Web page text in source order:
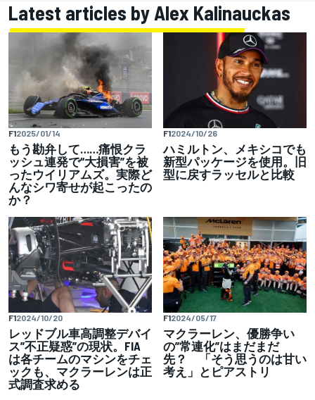
Latest articles by Alex Kalinauckas
F12025/01/14
もう勘弁して……痛恨クラ
ッシュ連発で“大損害”を被
ったウイリアムズ。実際ど
んなシワ寄せが起こったの
か？
F12024/10/26
ハミルトン、メキシコでも
新型パッケージを使用。旧
型に戻すラッセルと比較
F12024/10/20
レッドブル車高調整デバイ
ス”不正疑惑”の現状。FIA
は各チームのマシンをチェ
ックも、マクラーレンは正
式調査求める
F12024/05/17
マクラーレン、優勝争い
の”常連化”はまだまだ
先？ 「そう思うのは甘い
考え」とピアストリ